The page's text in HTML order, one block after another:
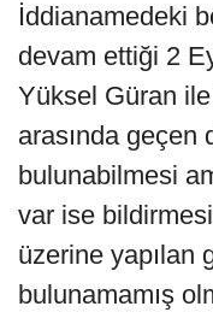
İddianamedeki
devam ettiği 2
Yüksel Güran
arasında geçen
bulunabilmesi
var ise
üzerine yapılan
bulunamamış